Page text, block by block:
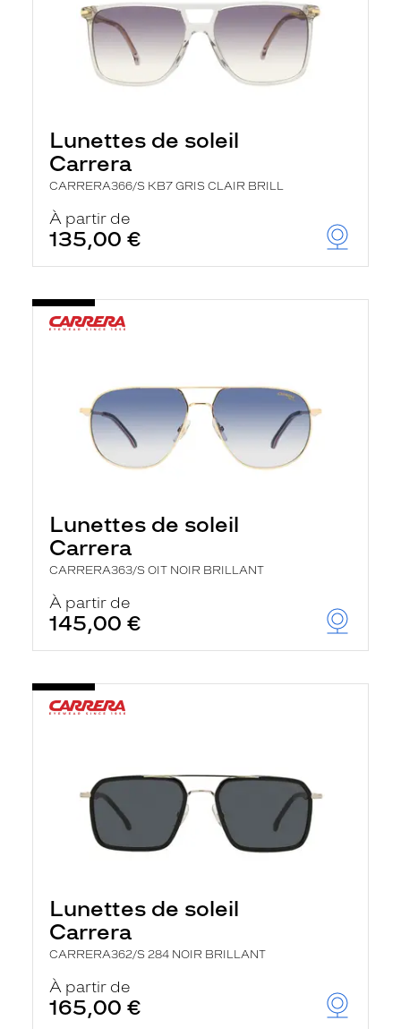
Lunettes de soleil
Carrera
CARRERA366/S KB7 GRIS CLAIR BRILL
À partir de
135,00 €
Lunettes de soleil
Carrera
CARRERA363/S OIT NOIR BRILLANT
À partir de
145,00 €
Lunettes de soleil
Carrera
CARRERA362/S 284 NOIR BRILLANT
À partir de
165,00 €